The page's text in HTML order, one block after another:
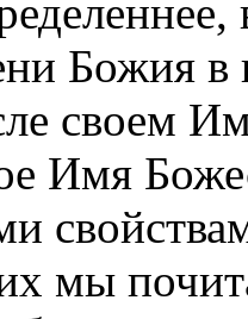
Божия
своем
Имя
мы